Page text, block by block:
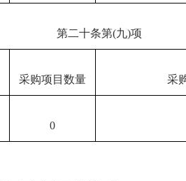
第二十条第(九)项
采购项目数量 采
0